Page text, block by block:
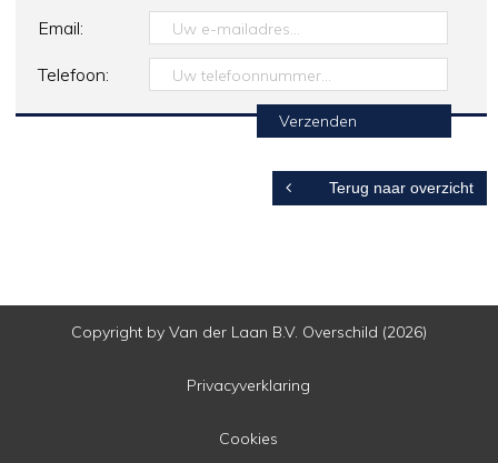
Email:
Telefoon:
Terug naar overzicht
Copyright by Van der Laan B.V. Overschild (2026)
Privacyverklaring
Cookies